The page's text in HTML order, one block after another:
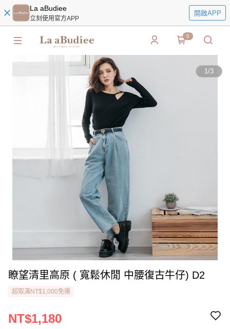
La aBudiee
立刻使用官方APP
開啟APP
0
1/3
瞭望清里高原 ( 寬鬆休閒 中腰復古牛仔) D2
超取滿NT$1,000免運
NT$1,180